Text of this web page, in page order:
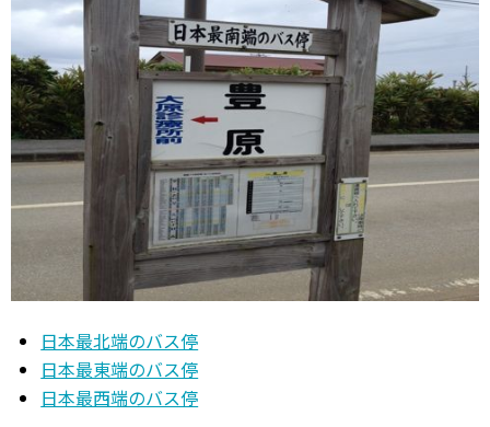
日本最北端のバス停
日本最東端のバス停
日本最西端のバス停